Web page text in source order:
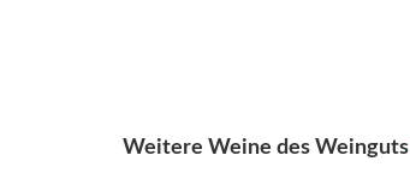
Weitere Weine des Weinguts